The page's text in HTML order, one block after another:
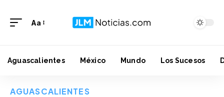
Aa
Aguascalientes México Mundo Los Sucesos
AGUASCALIENTES